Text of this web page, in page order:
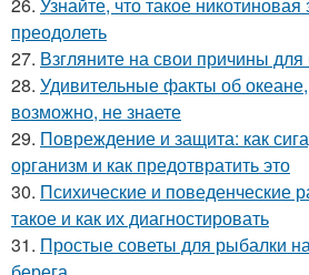
26. Узнайте, что такое
преодолеть
27. Взгляните на свои причины
28. Удивительные факты об
возможно, не знаете
29. Повреждение и защита: как
организм и как предотвратить это
30. Психические и поведенческие
такое и как их диагностировать
31. Простые советы для рыбалки